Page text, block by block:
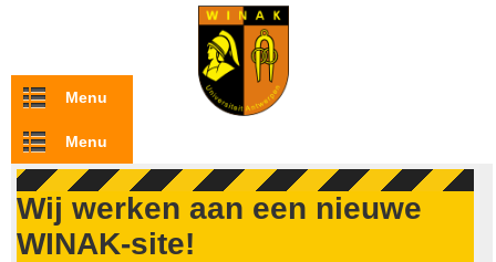
Overslaan en naar de inhoud gaan
Menu
Menu
Wij werken aan een nieuwe
WINAK-site!